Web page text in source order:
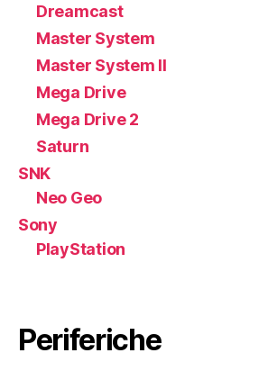
Dreamcast
Master System
Master System II
Mega Drive
Mega Drive 2
Saturn
SNK
Neo Geo
Sony
PlayStation
Periferiche